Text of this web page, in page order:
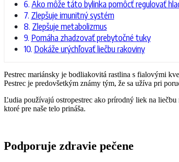
Ako môže táto bylinka pomôcť regulovať
Zlepšuje imunitný systém
Zlepšuje metabolizmus
Pomáha zhadzovať prebytočné tuky
Dokáže urýchľovať liečbu rakoviny
Pestrec mariánsky je bodliakovitá rastlina s fialovými
Pestrec je predovšetkým známy tým, že sa užíva pri
Ľudia používajú ostropestrec ako prírodný liek na liečbu
ktoré pre naše telo prináša.
Podporuje zdravie pečene